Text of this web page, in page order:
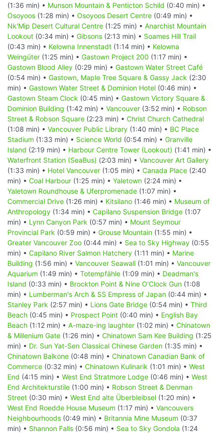
(1:36 min) • Munson Mountain & Penticton Schild (0:40 min) •
Osoyoos (1:28 min) • Osoyoos Desert Centre (0:49 min) •
Nk'Mip Desert Cultural Centre (1:25 min) • Anarchist Mountain
Lookout (0:34 min) • Gibsons (2:13 min) • Soames Hill Trail
(0:43 min) • Kelowna Innenstadt (1:14 min) • Kelowna
Weingüter (1:25 min) • Gastown Project 200 (1:17 min) •
Gastown Blood Alley (0:29 min) • Gastown Water Street Café
(0:54 min) • Gastown, Maple Tree Square & Gassy Jack (2:30
min) • Gastown Water Street & Dominion Hotel (0:46 min) •
Gastown Steam Clock (0:45 min) • Gastown Victory Square &
Dominion Building (1:42 min) • Vancouver (3:52 min) • Robson
Street & Robson Square (2:23 min) • Christ Church Cathedral
(1:08 min) • Vancouver Public Library (1:40 min) • BC Place
Stadium (1:33 min) • Science World (0:54 min) • Granville
Island (2:19 min) • Harbour Centre Tower (Lookout) (1:41 min) •
Waterfront Station (SeaBus) (2:03 min) • Vancouver Art Gallery
(1:33 min) • Hotel Vancouver (1:05 min) • Canada Place (2:40
min) • Coal Harbour (1:25 min) • Yaletown (2:24 min) •
Yaletown Roundhouse & Uferpromenade (1:07 min) •
Commercial Drive (1:26 min) • Kitsilano (1:46 min) • Museum of
Anthropology (1:34 min) • Capilano Suspension Bridge (1:07
min) • Lynn Canyon Park (0:57 min) • Mount Seymour
Provincial Park (0:59 min) • Grouse Mountain (1:55 min) •
Greater Vancouver Zoo (0:44 min) • Sea to Sky Highway (0:55
min) • Capilano River Salmon Hatchery (1:11 min) • Marine
Building (1:56 min) • Vancouver Seawall (1:01 min) • Vancouver
Aquarium (1:49 min) • Totempfähle (1:09 min) • Deadman's
Island (0:33 min) • Brockton Point & Nine O'Clock Gun (1:08
min) • Lumberman's Arch & SS Empress of Japan (0:44 min) •
Stanley Park (2:57 min) • Lions Gate Bridge (0:54 min) • Third
Beach (0:45 min) • Prospect Point (0:40 min) • English Bay
Beach (1:12 min) • A-maze-ing laughter (1:02 min) • Chinatown
& Millenium Gate (1:26 min) • Chinatown Sam Kee Building (1:25
min) • Dr. Sun Yat-Sen Classical Chinese Garden (1:35 min) •
Chinatown Balkone (0:48 min) • Chinatown Canadian Bank of
Commerce (0:32 min) • Chinatown Kulinarik (1:01 min) • West
End (4:15 min) • West End Stratmore Lodge (0:46 min) • West
End Architekturstile (1:00 min) • Robson Street & Denman
Street (0:30 min) • West End alte Überbleibsel (1:20 min) •
West End Roedde House Museum (1:17 min) • Vancouvers
Neighbourhoods (0:49 min) • Britannia Mine Museum (0:37
min) • Shannon Falls (0:56 min) • Sea to Sky Gondola (1:24